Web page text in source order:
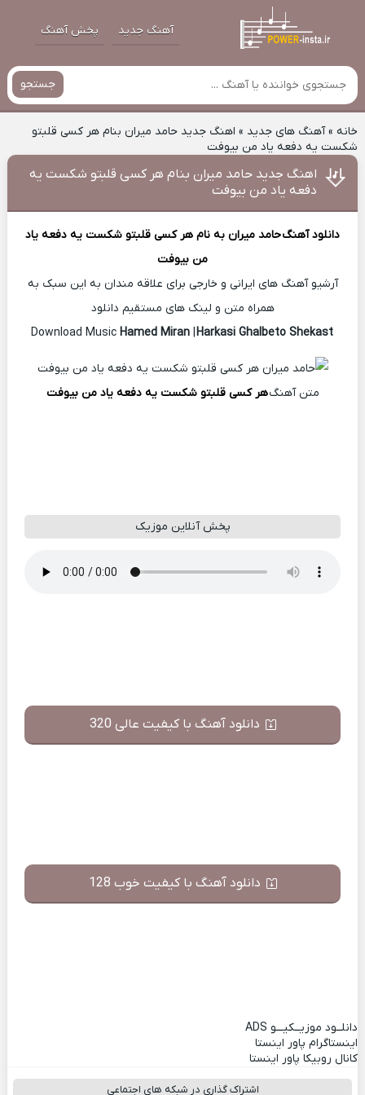
آهنگ جدید پخش آهنگ
جستجو
خانه»آهنگ های جدید » اهنگ جدید حامد میران بنام هر کسی قلبتو
شکست یه دفعه یاد من بیوفت
اهنگ جدید حامد میران بنام هر کسی قلبتو شکست یه
دفعه یاد من بیوفت
دانلود آهنگحامد میران به نام هر کسی قلبتو شکست یه دفعه یاد
من بیوفت
آرشیو آهنگ های ایرانی و خارجی برای علاقه مندان به این سبک به
همراه متن و لینک های مستقیم دانلود
Hamed Miran |Harkasi Ghalbeto Shekast
متن آهنگهر کسی قلبتو شکست یه دفعه یاد من بیوفت
پخش آنلاین موزیک
دانلود آهنگ با کیفیت عالی 320
دانلود آهنگ با کیفیت خوب 128
دانلــود موزیــکیـــو ADS
اینستاگرام پاور اینستا
کانال روبیکا پاور اینستا
اشتراک گذاری در شبکه های اجتماعی